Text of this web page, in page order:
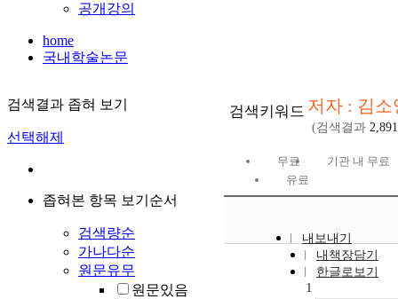
공개강의
home
국내학술논문
검색결과 좁혀 보기
선택해제
좁혀본 항목 보기순서
검색량순
가나다순
원문유무
원문있음
검색키워드 저자 : 김소
(검색결과 2,891
무료
기관 내 무료
유료
내보내기
내책장담기
한글로보기
1